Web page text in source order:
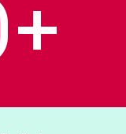
+